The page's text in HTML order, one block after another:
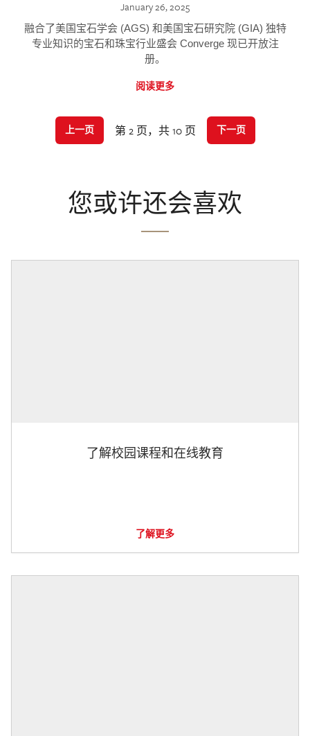
January 26, 2025
融合了美国宝石学会 (AGS) 和美国宝石研究院 (GIA) 独特
专业知识的宝石和珠宝行业盛会 Converge 现已开放注
册。
阅读更多
上一页 第 2 页，共 10 页 下一页
您或许还会喜欢
了解校园课程和在线教育
了解更多